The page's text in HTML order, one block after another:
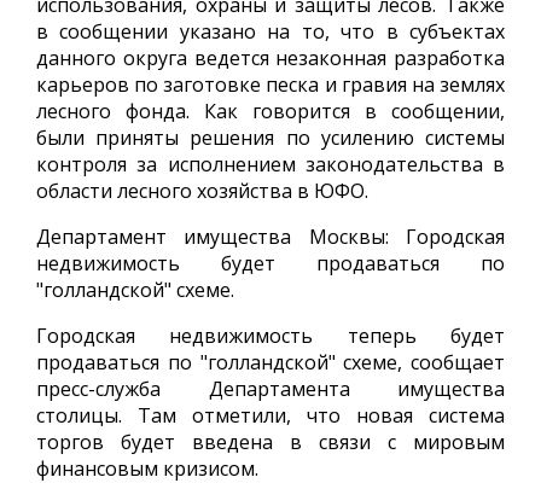
в сообщении указано на то, что в субъектах
данного округа ведется незаконная разработка
карьеров по заготовке песка и гравия на землях
лесного фонда. Как говорится в сообщении,
были приняты решения по усилению системы
контроля за исполнением законодательства в
области лесного хозяйства в ЮФО.
Департамент имущества Москвы: Городская
недвижимость будет продаваться по
"голландской" схеме.
Городская недвижимость теперь будет
продаваться по "голландской" схеме, сообщает
пресс-служба Департамента имущества
столицы. Там отметили, что новая система
торгов будет введена в связи с мировым
финансовым кризисом.